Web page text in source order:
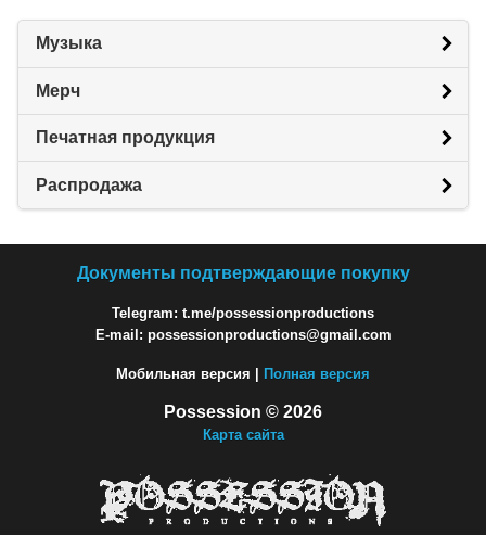
Музыка
Мерч
Печатная продукция
Распродажа
Документы подтверждающие покупку
Telegram: t.me/possessionproductions
E-mail: possessionproductions@gmail.com
Мобильная версия | Полная версия
Possession © 2026
Карта сайта